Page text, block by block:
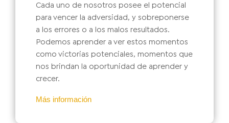
Cada uno de nosotros posee el potencial
para vencer la adversidad, y sobreponerse
a los errores o a los malos resultados.
Podemos aprender a ver estos momentos
como victorias potenciales, momentos que
nos brindan la oportunidad de aprender y
crecer.
Más información